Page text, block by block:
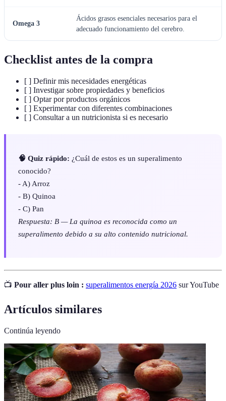
Omega 3
Ácidos grasos esenciales necesarios para el
adecuado funcionamiento del cerebro.
Checklist antes de la compra
[ ] Definir mis necesidades energéticas
[ ] Investigar sobre propiedades y beneficios
[ ] Optar por productos orgánicos
[ ] Experimentar con diferentes combinaciones
[ ] Consultar a un nutricionista si es necesario
🧠 Quiz rápido: ¿Cuál de estos es un superalimento
conocido?
- A) Arroz
- B) Quinoa
- C) Pan
Respuesta: B — La quinoa es reconocida como un
superalimento debido a su alto contenido nutricional.
📺 Pour aller plus loin : superalimentos energía 2026 sur YouTube
Artículos similares
Continúa leyendo